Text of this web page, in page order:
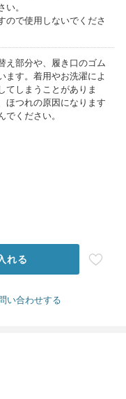
。
ので使用しないでくださ
え部分や、履き口のゴム
ます。着用やお洗濯によ
てしまうことがありま
ほつれの原因になります
ください。
れる
い合わせする